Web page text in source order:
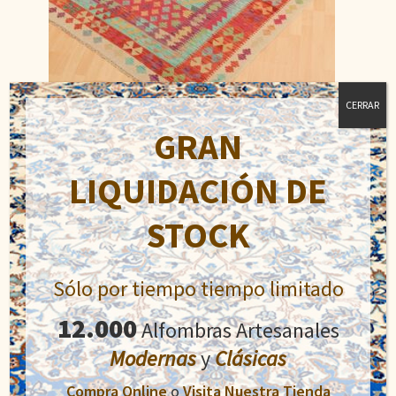
Kilim
550,00€
El
precio
original
era:
550,00€.
450,00€El
precio
actual
es:
450,00€.
Añadir al carrito
GRAN
LIQUIDACIÓN DE
STOCK
Sólo por tiempo tiempo limitado
12.000Alfombras Artesanales
ModernasyClásicas
Compra OnlineoVisita Nuestra Tienda
CERRAR